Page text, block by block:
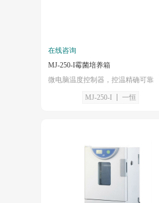
在线咨询
MJ-250-I霉菌培养箱
微电脑温度控制器，控温精确可靠
MJ-250-I 一恒